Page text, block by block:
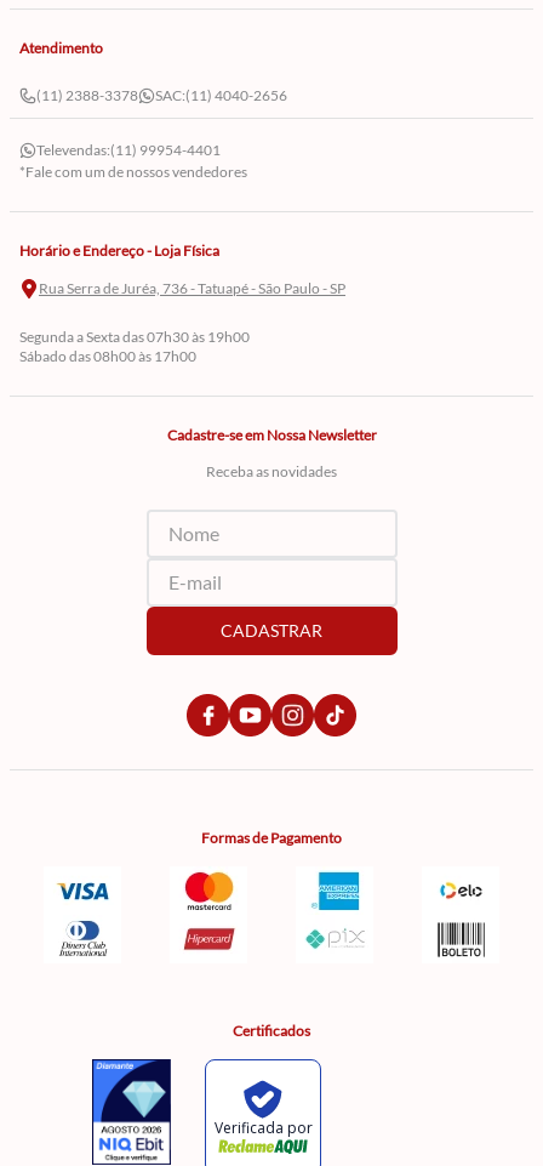
Atendimento
(11) 2388-3378 SAC:(11) 4040-2656
Televendas:(11) 99954-4401
*Fale com um de nossos vendedores
Horário e Endereço - Loja Física
Rua Serra de Juréa, 736 - Tatuapé - São Paulo - SP
Segunda a Sexta das 07h30 às 19h00
Sábado das 08h00 às 17h00
Cadastre-se em Nossa Newsletter
Receba as novidades
CADASTRAR
Formas de Pagamento
Certificados